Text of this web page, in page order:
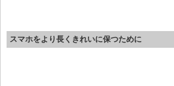
スマホをより長くきれいに保つために